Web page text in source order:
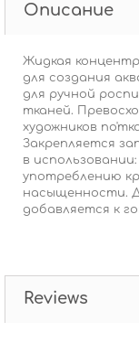
Описание
Жидкая
для создания
для ручной
тканей.
художников
Закрепляется
в
употреблению
насыщенности.
добавляется к
Reviews